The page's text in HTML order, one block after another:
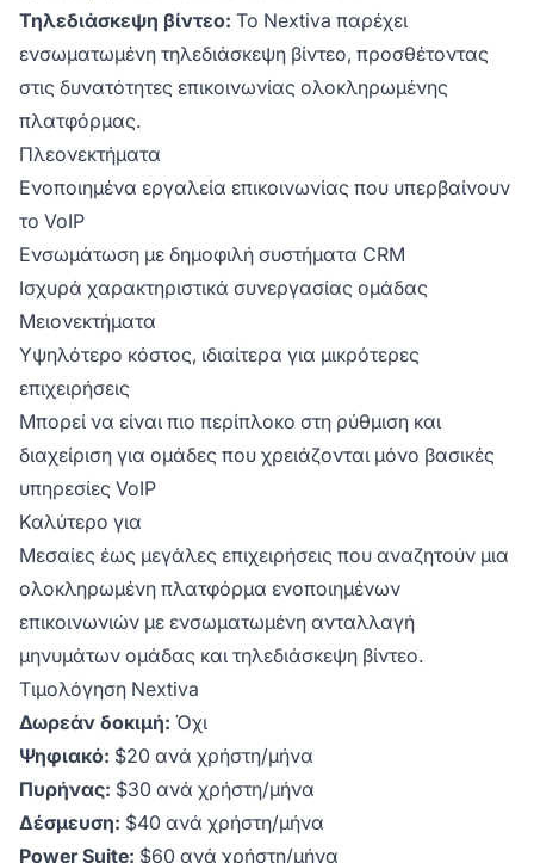
Τηλεδιάσκεψη βίντεο: Το Nextiva παρέχει
ενσωματωμένη τηλεδιάσκεψη βίντεο, προσθέτοντας
στις δυνατότητες επικοινωνίας ολοκληρωμένης
πλατφόρμας.
Πλεονεκτήματα
Ενοποιημένα εργαλεία επικοινωνίας που υπερβαίνουν
το VoIP
Ενσωμάτωση με δημοφιλή συστήματα CRM
Ισχυρά χαρακτηριστικά συνεργασίας ομάδας
Μειονεκτήματα
Υψηλότερο κόστος, ιδιαίτερα για μικρότερες
επιχειρήσεις
Μπορεί να είναι πιο περίπλοκο στη ρύθμιση και
διαχείριση για ομάδες που χρειάζονται μόνο βασικές
υπηρεσίες VoIP
Καλύτερο για
Μεσαίες έως μεγάλες επιχειρήσεις που αναζητούν μια
ολοκληρωμένη πλατφόρμα ενοποιημένων
επικοινωνιών με ενσωματωμένη ανταλλαγή
μηνυμάτων ομάδας και τηλεδιάσκεψη βίντεο.
Τιμολόγηση Nextiva
Δωρεάν δοκιμή: Όχι
Ψηφιακό: $20 ανά χρήστη/μήνα
Πυρήνας: $30 ανά χρήστη/μήνα
Δέσμευση: $40 ανά χρήστη/μήνα
Power Suite: $60 ανά χρήστη/μήνα